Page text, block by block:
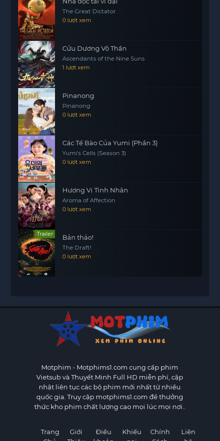
The Great Dictator
0 lượt xem
Cửu Dương Võ Thần
Ascendants of the Nine Suns
1 lượt xem
Pinanong
Pinanong
0 lượt xem
Các Tế Bào Của Yumi (Phần 3)
Yumi's Cells (Season 3)
0 lượt xem
Hương Vị Tình Nhân
Aroma of Affection
0 lượt xem
Trailer Bản thảo!
The Draft!
0 lượt xem
Motphim - Motphims1.com cung cấp phim
Vietsub và Thuyết Minh Full HD miễn phí, cập
nhật liên tục các bộ phim mới nhất từ nhiều
quốc gia. Truy cập motphims1.com để thưởng
thức kho phim chất lượng cao mọi lúc mọi nơi..
Trang
Giới
Điều
Khiếu
Chính
Liên